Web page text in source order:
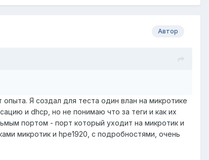
Автор
Я создал для теста один влан на микротике
и dhcp, но не понимаю что за теги и как их
портом - порт который уходит на микротик и
микротик и hpe1920, с подробностями, очень